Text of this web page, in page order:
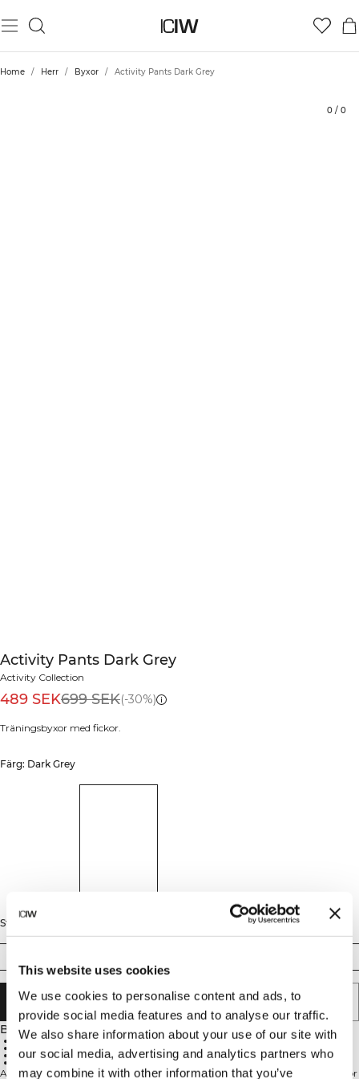
This website uses cookies
We use cookies to personalise content and ads, to
provide social media features and to analyse our traffic.
We also share information about your use of our site with
our social media, advertising and analytics partners who
may combine it with other information that you’ve
Home / Herr / Byxor / Activity Pants Dark Grey
0 / 0
Activity Pants Dark Grey
Activity Collection
489 SEK699 SEK(-30%)
Träningsbyxor med fickor.
Färg: Dark Grey
Storlek
LÄGG I VARUKORGEN
Beskrivning
68% bomull, 25% polyester, 7% elastan
Atletisk passform
Praktiska fickor
Activity Pants är designade för män med en aktiv livsstil. Dessa träningsbyxor